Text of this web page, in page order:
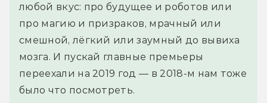
любой вкус: про будущее и роботов или
про магию и призраков, мрачный или
смешной, лёгкий или заумный до вывиха
мозга. И пускай главные премьеры
переехали на 2019 год — в 2018-м нам тоже
было что посмотреть.